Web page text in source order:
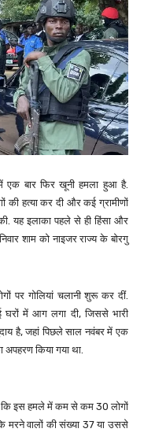
एक बार फिर खूनी हमला हुआ है.
की हत्या कर दी और कई ग्रामीणों
यह इलाका पहले से ही हिंसा और
शाम को नाइजर राज्य के बोरगु
पर गोलियां चलानी शुरू कर दीं.
घरों में आग लगा दी, जिससे भारी
है, जहां पिछले साल नवंबर में एक
किया गया था.
कि इस हमले में कम से कम 30 लोगों
मरने वालों की संख्या 37 या उससे